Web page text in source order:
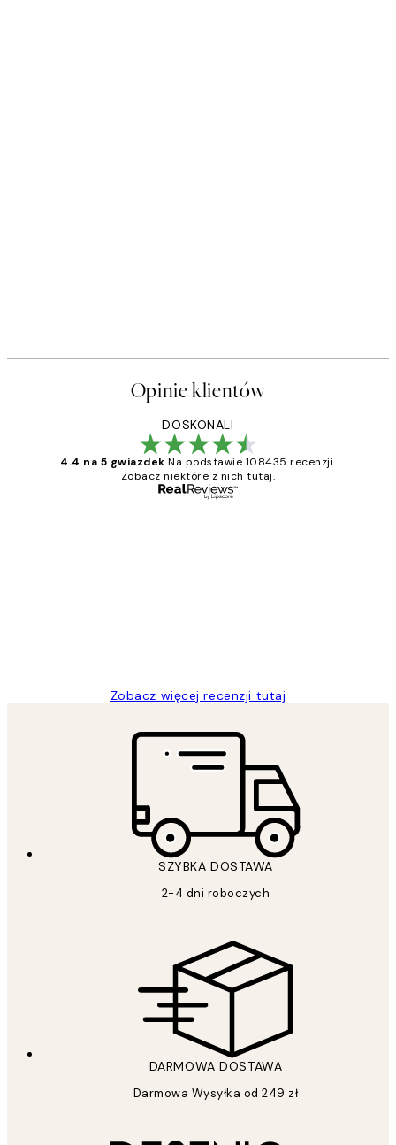
Opinie klientów
DOSKONALI
4.4 na 5 gwiazdek Na podstawie 108435 recenzji.
Zobacz niektóre z nich tutaj.
Zobacz więcej recenzji tutaj
SZYBKA DOSTAWA
2-4 dni roboczych
DARMOWA DOSTAWA
Darmowa Wysyłka od 249 zł